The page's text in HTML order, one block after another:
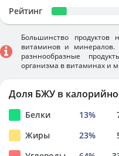
Рейтинг
Большинство
витаминов и минералов.
разннообразные
организма в витаминах и
Доля БЖУ в
Белки 13%
Жиры
23%